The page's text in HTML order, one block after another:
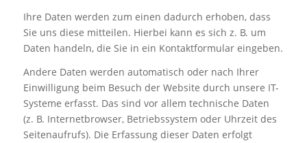
Ihre Daten werden zum einen dadurch erhoben, dass
Sie uns diese mitteilen. Hierbei kann es sich z. B. um
Daten handeln, die Sie in ein Kontaktformular eingeben.
Andere Daten werden automatisch oder nach Ihrer
Einwilligung beim Besuch der Website durch unsere IT-
Systeme erfasst. Das sind vor allem technische Daten
(z. B. Internetbrowser, Betriebssystem oder Uhrzeit des
Seitenaufrufs). Die Erfassung dieser Daten erfolgt